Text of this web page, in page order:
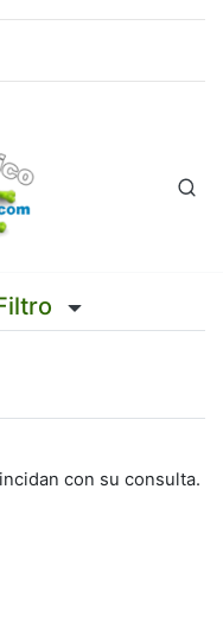
con su consulta.